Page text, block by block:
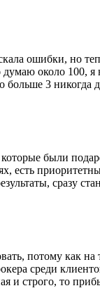
ошибки, но
около 100, я
3
были
есть
сразу
потому как на
среди
и строго, то